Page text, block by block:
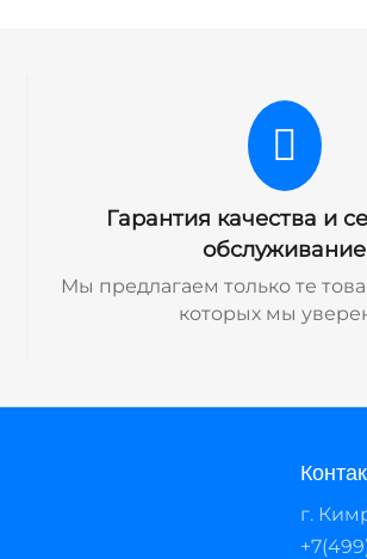
Гарантия качества и
обслуживание
Мы предлагаем только те
которых мы
г.